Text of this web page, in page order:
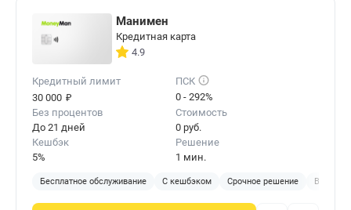
Манимен
Кредитная карта
4.9
Кредитный лимит
30 000 ₽
ПСК
0 - 292%
Без процентов
До 21 дней
Стоимость
0 руб.
Кешбэк
5%
Решение
1 мин.
Бесплатное обслуживание С кешбэком Срочное решение